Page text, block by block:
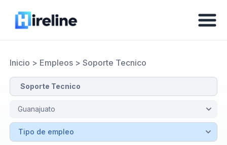
Inicio > Empleos> Soporte Tecnico